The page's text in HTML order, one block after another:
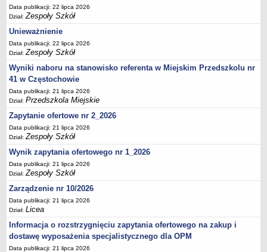
Data publikacji: 22 lipca 2026
Dział:Zespoły Szkół
Unieważnienie
Data publikacji: 22 lipca 2026
Dział:Zespoły Szkół
Wyniki naboru na stanowisko referenta w Miejskim Przedszkolu nr
41 w Częstochowie
Data publikacji: 21 lipca 2026
Dział:Przedszkola Miejskie
Zapytanie ofertowe nr 2_2026
Data publikacji: 21 lipca 2026
Dział:Zespoły Szkół
Wynik zapytania ofertowego nr 1_2026
Data publikacji: 21 lipca 2026
Dział:Zespoły Szkół
Zarządzenie nr 10/2026
Data publikacji: 21 lipca 2026
Dział:Licea
Informacja o rozstrzygnięciu zapytania ofertowego na zakup i
dostawę wyposażenia specjalistycznego dla OPM
Data publikacji: 21 lipca 2026